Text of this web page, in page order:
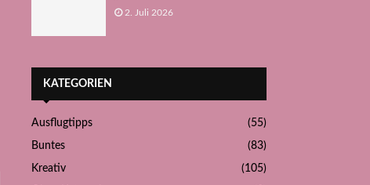
2. Juli 2026
KATEGORIEN
Ausflugtipps (55)
Buntes (83)
Kreativ (105)